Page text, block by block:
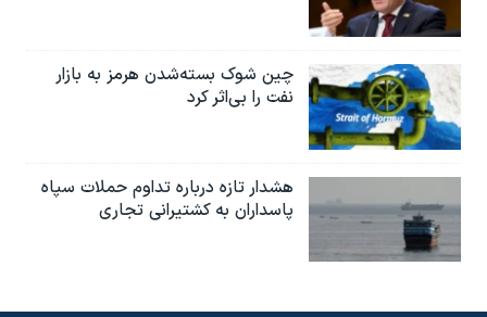
چین شوک بسته‌شدن هرمز به بازار
نفت را بی‌اثر کرد
هشدار تازه درباره تداوم حملات سپاه
پاسداران به کشتیرانی تجاری